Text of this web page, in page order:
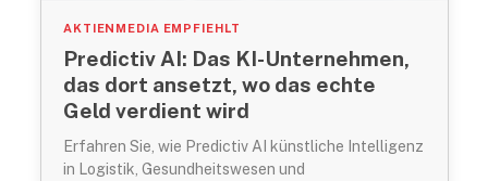
AKTIENMEDIA EMPFIEHLT
Predictiv AI: Das KI-Unternehmen,
das dort ansetzt, wo das echte
Geld verdient wird
Erfahren Sie, wie Predictiv AI künstliche Intelligenz
in Logistik, Gesundheitswesen und